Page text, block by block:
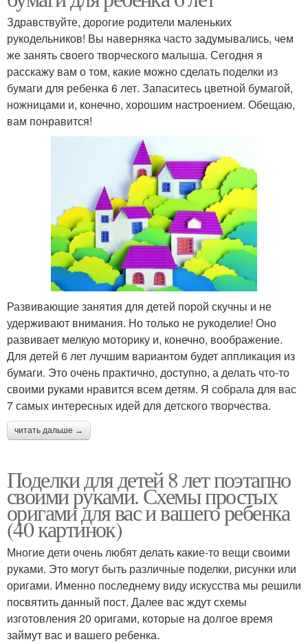
Здравствуйте, дорогие родители маленьких
рукодельников! Вы наверняка часто задумывались, чем
же занять своего творческого малыша. Сегодня я
расскажу вам о том, какие можно сделать поделки из
бумаги для ребенка 6 лет. Запаситесь цветной бумагой,
ножницами и, конечно, хорошим настроением. Обещаю,
вам понравится!
Развивающие занятия для детей порой скучны и не
удерживают внимания. Но только не рукоделие! Оно
развивает мелкую моторику и, конечно, воображение.
Для детей 6 лет лучшим вариантом будет аппликация из
бумаги. Это очень практично, доступно, а делать что-то
своими руками нравится всем детям. Я собрала для вас
7 самых интересных идей для детского творчества.
читать дальше →
Поделки для детей 8 лет поэтапно
своими руками. Схемы простых
оригами для вас и вашего ребенка
(40 картинок)
Многие дети очень любят делать какие-то вещи своими
руками. Это могут быть различные поделки, рисунки или
оригами. Именно последнему виду искусства мы решили
посвятить данный пост. Далее вас ждут схемы
изготовления 20 оригами, которые на долгое время
займут вас и вашего ребенка.